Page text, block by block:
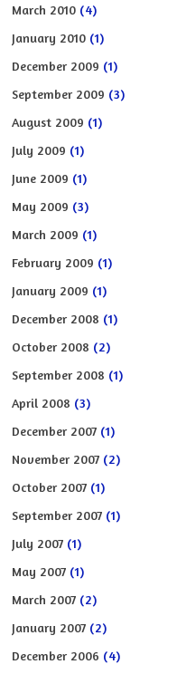
March 2010 (4)
January 2010 (1)
December 2009 (1)
September 2009 (3)
August 2009 (1)
July 2009 (1)
June 2009 (1)
May 2009 (3)
March 2009 (1)
February 2009 (1)
January 2009 (1)
December 2008 (1)
October 2008 (2)
September 2008 (1)
April 2008 (3)
December 2007 (1)
November 2007 (2)
October 2007 (1)
September 2007 (1)
July 2007 (1)
May 2007 (1)
March 2007 (2)
January 2007 (2)
December 2006 (4)